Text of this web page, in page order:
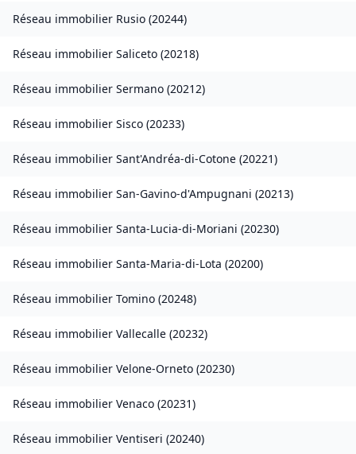
Réseau immobilier Rusio (20244)
Réseau immobilier Saliceto (20218)
Réseau immobilier Sermano (20212)
Réseau immobilier Sisco (20233)
Réseau immobilier Sant'Andréa-di-Cotone (20221)
Réseau immobilier San-Gavino-d'Ampugnani (20213)
Réseau immobilier Santa-Lucia-di-Moriani (20230)
Réseau immobilier Santa-Maria-di-Lota (20200)
Réseau immobilier Tomino (20248)
Réseau immobilier Vallecalle (20232)
Réseau immobilier Velone-Orneto (20230)
Réseau immobilier Venaco (20231)
Réseau immobilier Ventiseri (20240)